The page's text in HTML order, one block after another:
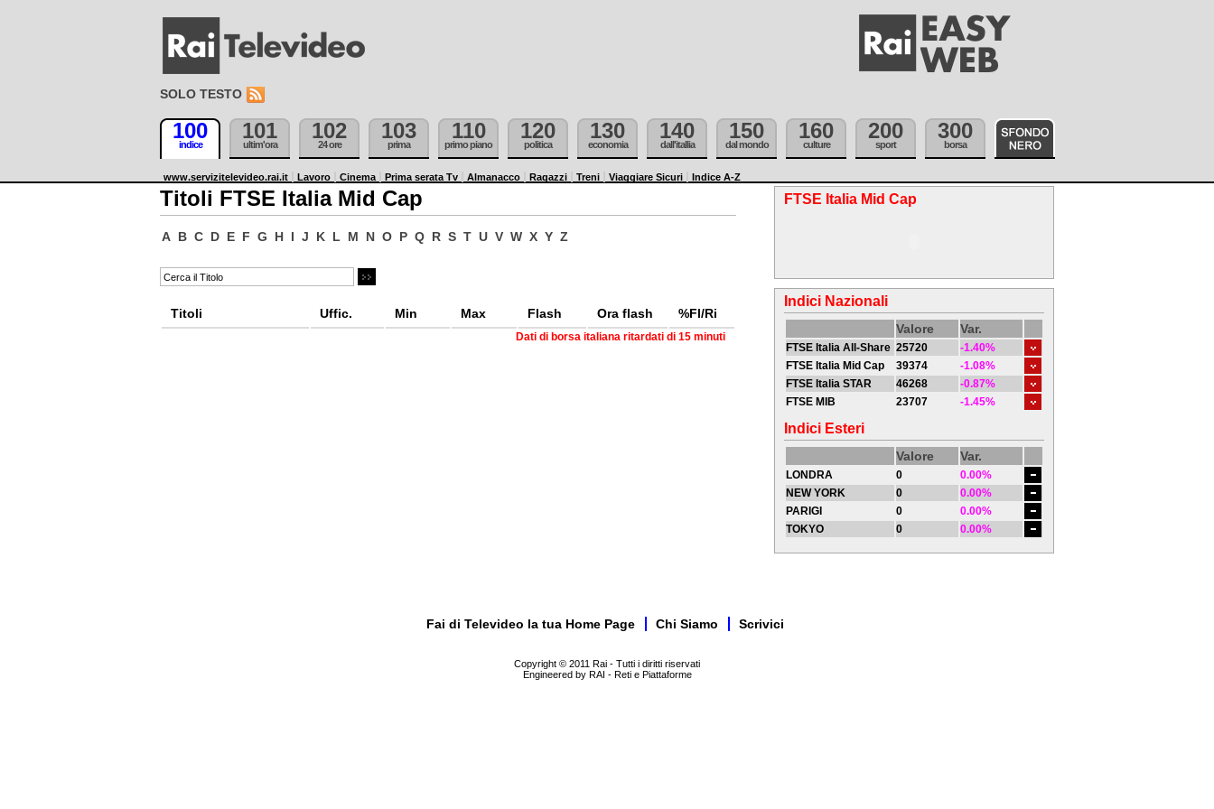
SOLO TESTO
100
indice
101
ultim'ora
102
24 ore
103
prima
110
primo piano
120
politica
130
economia
140
dall'itallia
150
dal mondo
160
culture
200
sport
300
borsa
www.servizitelevideo.rai.it Lavoro Cinema Prima serata Tv Almanacco Ragazzi Treni Viaggiare Sicuri Indice A-Z
Titoli FTSE Italia Mid Cap
A B C D E F G H I J K L M N O P Q R S T U V W X Y Z
Titoli Uffic. Min Max Flash Ora flash %Fl/Ri
Dati di borsa italiana ritardati di 15 minuti
FTSE Italia Mid Cap
Indici Nazionali
Valore Var.
FTSE Italia All-Share 25720
-1.40%
FTSE Italia Mid Cap
39374
-1.08%
FTSE Italia STAR
46268
-0.87%
FTSE MIB
23707 -1.45%
Indici Esteri
Valore Var.
LONDRA 0
0.00%
NEW YORK
0
0.00%
PARIGI
0
0.00%
TOKYO
0 0.00%
Fai di Televideo la tua Home Page Chi Siamo Scrivici
Copyright © 2011 Rai - Tutti i diritti riservati
Engineered by RAI - Reti e Piattaforme